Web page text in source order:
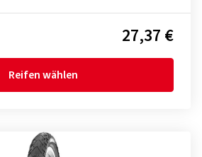
27,37 €
Reifen wählen